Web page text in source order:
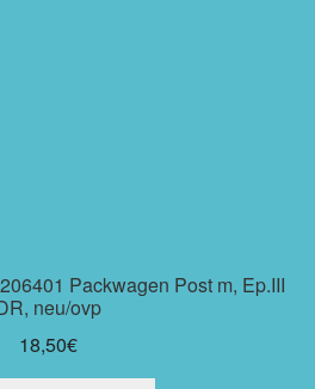
Packwagen Post m, Ep.III
neu/ovp
18,50€